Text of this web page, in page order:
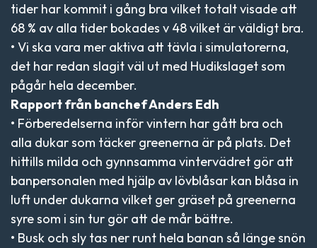
tider har kommit i gång bra vilket totalt visade att
68 % av alla tider bokades v 48 vilket är väldigt bra.
• Vi ska vara mer aktiva att tävla i simulatorerna,
det har redan slagit väl ut med Hudikslaget som
pågår hela december.
Rapport från banchef Anders Edh
• Förberedelserna inför vintern har gått bra och
alla dukar som täcker greenerna är på plats. Det
hittills milda och gynnsamma vintervädret gör att
banpersonalen med hjälp av lövblåsar kan blåsa in
luft under dukarna vilket ger gräset på greenerna
syre som i sin tur gör att de mår bättre.
• Busk och sly tas ner runt hela banan så länge snön